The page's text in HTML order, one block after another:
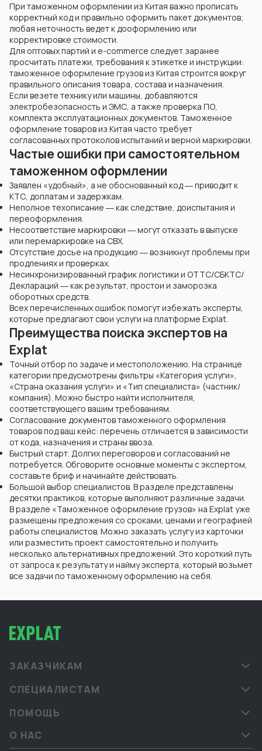
При таможенном оформлении из Китая важно прописать
корректный код и правильно оформить пакет документов;
любая неточность ведет к дооформлению или
корректировке стоимости.
Для оптовых партий и e-commerce следует заранее
просчитать платежи, требования к этикетке и инструкции:
таможенное оформление грузов из Китая строится вокруг
правильного описания товара, состава и назначения.
Если везете технику или машины, добавляются
электробезопасность и ЭМС, а также проверка ПО,
комплекта эксплуатационных документов. Таможенное
оформление товаров из Китая часто требует
согласованных протоколов испытаний и верной маркировки.
Частые ошибки при самостоятельном
таможенном оформлении
Заявлен «удобный», а не обоснованный код ― приводит к
KТС, доплатам и задержкам.
Неполное техописание ― как следствие, доиспытания и
переоформления.
Несоответствие маркировки ― могут отказать в выпуске
или перемаркировке на СВХ.
Отсутствие досье на продукцию ― возникнут проблемы при
продлениях и проверках.
Несинхронизированный график логистики и ОТТС/СБКТС/
Деклараций ― как результат, простои и заморозка
оборотных средств.
Всех перечисленных ошибок помогут избежать эксперты,
которые предлагают свои услуги на платформе Explat.
Преимущества поиска экспертов на
Explat
Точный отбор по задаче и местоположению. На странице
категории предусмотрены фильтры «Категория услуги»,
«Страна оказания услуги» и «Тип специалиста» (частник/
компания). Можно быстро найти исполнителя,
соответствующего вашим требованиям.
Согласование документов таможенного оформления
товаров под ваш кейс: перечень отличается в зависимости
от кода, назначения и страны ввоза.
Быстрый старт. Долгих переговоров и согласований не
потребуется. Обговорите основные моменты с экспертом,
составьте бриф и начинайте действовать.
Большой выбор специалистов. В разделе представлены
десятки практиков, которые выполняют различные задачи.
В разделе «Таможенное оформление грузов» на Explat уже
размещены предложения со сроками, ценами и географией
работы специалистов. Можно заказать услугу из карточки
или разместить проект самостоятельно и получить
несколько альтернативных предложений. Это короткий путь
от запроса к результату и найму эксперта, который возьмет
все задачи по таможенному оформлению на себя.
ЗАКАЗЧИКАМ
СПЕЦИАЛИСТАМ
ПОМОЩЬ
О НАС